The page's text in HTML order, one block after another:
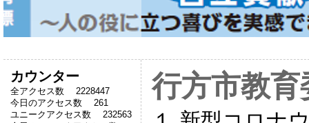
カウンター
全アクセス数 2228447
今日のアクセス数 261
ユニークアクセス数 232563
行方市教